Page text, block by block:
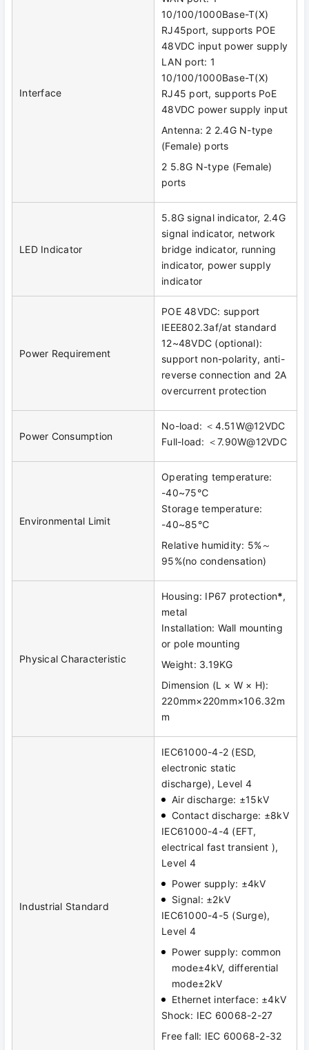
Interface
10/100/1000Base-T(X)
RJ45port, supports POE
48VDC input power supply
LAN port: 1
10/100/1000Base-T(X)
RJ45 port, supports PoE
48VDC power supply input
Antenna: 2 2.4G N-type
(Female) ports
2 5.8G N-type (Female)
ports
LED Indicator
5.8G signal indicator, 2.4G
signal indicator, network
bridge indicator, running
indicator, power supply
indicator
Power Requirement
POE 48VDC: support
IEEE802.3af/at standard
12~48VDC (optional):
support non-polarity, anti-
reverse connection and 2A
overcurrent protection
Power Consumption
No-load: ＜4.51W@12VDC
Full-load: ＜7.90W@12VDC
Environmental Limit
Operating temperature:
-40~75℃
Storage temperature:
-40~85℃
Relative humidity: 5%～
95%(no condensation)
Physical Characteristic
Housing: IP67 protection*,
metal
Installation: Wall mounting
or pole mounting
Weight: 3.19KG
Dimension (L × W × H):
220mm×220mm×106.32m
m
Industrial Standard
IEC61000-4-2 (ESD,
electronic static
discharge), Level 4
Air discharge: ±15kV
Contact discharge: ±8kV
IEC61000-4-4 (EFT,
electrical fast transient ),
Level 4
Power supply: ±4kV
Signal: ±2kV
IEC61000-4-5 (Surge),
Level 4
Power supply: common
mode±4kV, differential
mode±2kV
Ethernet interface: ±4kV
Shock: IEC 60068-2-27
Free fall: IEC 60068-2-32